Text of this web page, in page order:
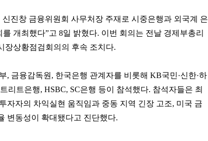
진창 금융위원회 사무처장 주재로 시중은행과 외국계 은
개최했다”고 8일 밝혔다. 이번 회의는 전날 경제부총리
장상황점검회의의 후속 조치다.
, 금융감독원, 한국은행 관계자를 비롯해 KB국민·신한·하
리트은행, HSBC, SC은행 등이 참석했다. 참석자들은 최
자자의 차익실현 움직임과 중동 지역 긴장 고조, 미국 금
변동성이 확대됐다고 진단했다.